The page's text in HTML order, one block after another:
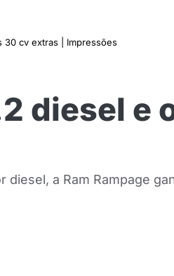
30 cv extras | Impressões
diesel e
a Ram Rampage